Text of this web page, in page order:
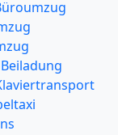
Beiladung